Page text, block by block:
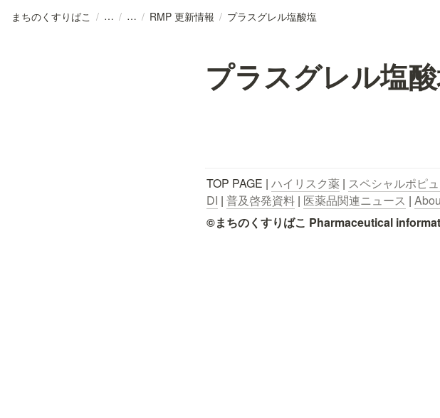
まちのくすりばこ / / / RMP 更新情報 / プラスグレル塩酸塩
プラスグレル塩
TOP PAGE | ハイリスク薬 | スペシャルポピ
DI | 普及啓発資料 | 医薬品関連ニュース |
©まちのくすりばこ Pharmaceutical